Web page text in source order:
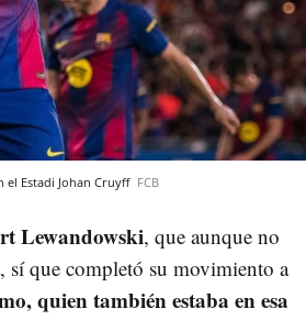
el Estadi Johan Cruyff FCB
Lewandowski, que aunque no
sí que completó su movimiento a
quien también estaba en esa